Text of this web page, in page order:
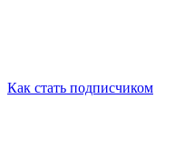
Как стать подписчиком